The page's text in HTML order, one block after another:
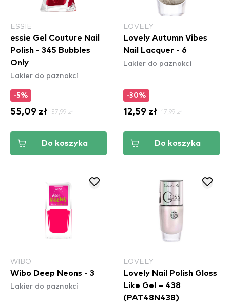
ESSIE
essie Gel Couture Nail
Polish - 345 Bubbles
Only
Lakier do paznokci
-5%
55,09 zł 57,99 zł
Do koszyka
LOVELY
Lovely Autumn Vibes
Nail Lacquer - 6
Lakier do paznokci
-30%
12,59 zł 17,99 zł
Do koszyka
WIBO
Wibo Deep Neons - 3
Lakier do paznokci
LOVELY
Lovely Nail Polish Gloss
Like Gel – 438
(PAT48N438)